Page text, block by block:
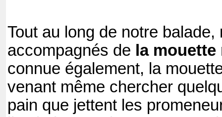
Tout au long de notre balade,
accompagnés de la
connue également, la
venant même chercher
pain que jettent les